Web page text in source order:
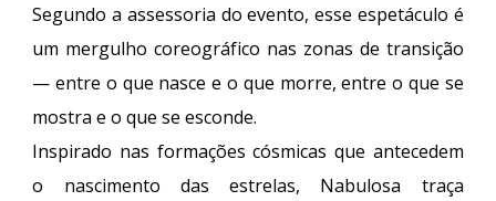
Segundo a assessoria do evento, esse espetáculo é
um mergulho coreográfico nas zonas de transição
— entre o que nasce e o que morre, entre o que se
mostra e o que se esconde.
Inspirado nas formações cósmicas que antecedem
o nascimento das estrelas, Nabulosa traça